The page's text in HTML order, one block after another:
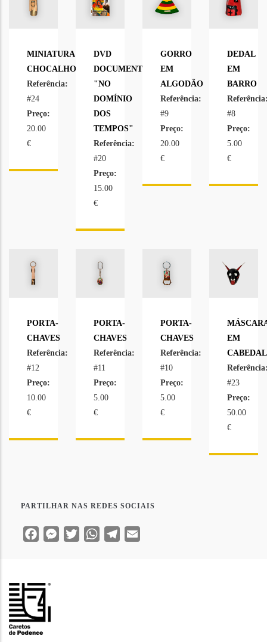
MINIATURA
CHOCALHO
Referência:
#24
Preço:
20.00
€
DVD
DOCUMENTÁRIO
"NO
DOMÍNIO
DOS
TEMPOS"
Referência:
#20
Preço:
15.00
€
GORRO
EM
ALGODÃO
Referência:
#9
Preço:
20.00
€
DEDAL
EM
BARRO
#8
Preço:
5.00
€
PORTA-
CHAVES
Referência:
#12
Preço:
10.00
€
PORTA-
CHAVES
Referência:
#11
Preço:
5.00
€
PORTA-
CHAVES
Referência:
#10
Preço:
5.00
€
EM
CABEDAL
#23
Preço:
50.00
€
PARTILHAR NAS REDES SOCIAIS
FacebookMessenger
Twitter WhatsAppTelegram